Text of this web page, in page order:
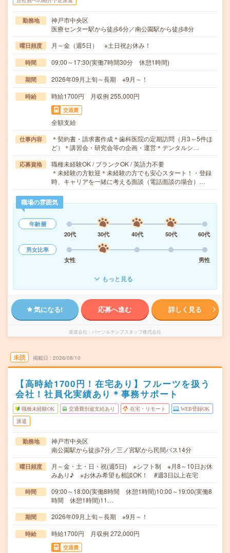
勤務地
神戸市中央区
医療センター駅から徒歩6分／南公園駅から徒歩8分
曜日頻度 月～金（週5日） ※土日祝お休み！
時間 09:00～17:30(実働7時間30分 休憩1時間)
期間 2026年09月上旬～長期 ※9月～！
時給 時給1700円 月収例 255,000円
交通費
全額支給
仕事内容
＊契約書・請求書作成＊歯科医院の定期訪問（月3～5件ほ
ど）＊講習会・研究会等の企画・運営＊デンタルシ…
応募資格
職種未経験OK / ブランクOK / 英語力不要
＊未経験の方歓迎＊未経験の方でも安心スタート！・登録
時、キャリアを一緒に考える面談（電話面談の場合）…
職場の雰囲気
年齢層
20代
30代 40代 50代
60代
男女比率
女性
男性
もっと見る
気になる! 応募へ進む 詳しく見る
派遣会社 パーソルテンプスタッフ株式会社
未読 掲載日 2026/08/10
【高時給1700円！在宅あり】フルーツを扱う
会社！社員化実績あり＊事務サポート
職種未経験OK 交通費別途支給あり 在宅・リモート WEB登録OK
派遣
勤務地
神戸市中央区
南公園駅から徒歩7分／三ノ宮駅から民間バス14分
曜日頻度
月～金・土・日・祝(週5日) ※シフト制 ※月8～10日お休
みあり♪ ※お休み希望も相談OK！ #週3日以上在宅
時間
09:00～18:00(実働8時間 休憩1時間)10:00～19:00(実働8
時間 休憩1時間)11…
期間 2026年09月上旬～長期 ※9月～！
時給 時給1700円 月収例 272,000円
交通費